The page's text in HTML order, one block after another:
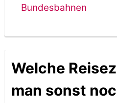
Bundesbahnen
Welche
man sonst